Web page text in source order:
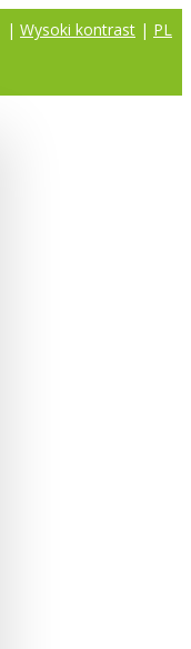
| Wysoki kontrast | PL